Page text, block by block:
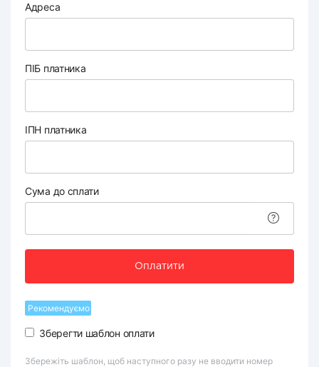
Адреса
ПІБ платника
ІПН платника
Сума до сплати
Оплатити
Рекомендуємо
Зберегти шаблон оплати
Збережіть шаблон, щоб наступного разу не вводити номер